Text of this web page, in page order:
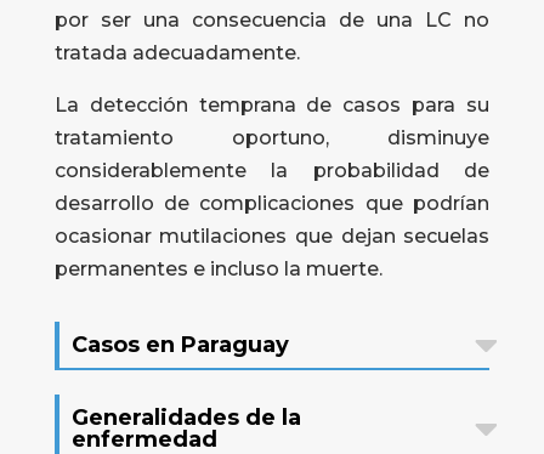
por ser una consecuencia de una LC no
tratada adecuadamente.
La detección temprana de casos para su
tratamiento oportuno, disminuye
considerablemente la probabilidad de
desarrollo de complicaciones que podrían
ocasionar mutilaciones que dejan secuelas
permanentes e incluso la muerte.
Casos en Paraguay
Generalidades de la
enfermedad